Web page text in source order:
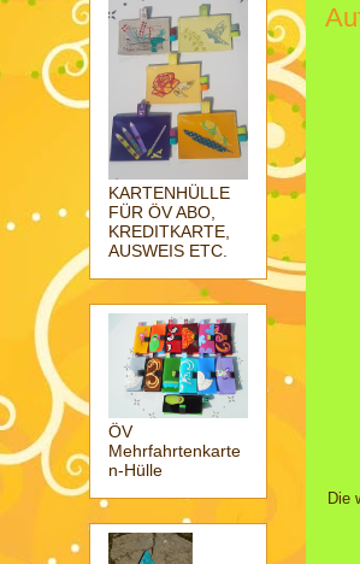
Die
KARTENHÜLLE
FÜR ÖV ABO,
KREDITKARTE,
AUSWEIS ETC.
ÖV
Mehrfahrtenkarte
n-Hülle